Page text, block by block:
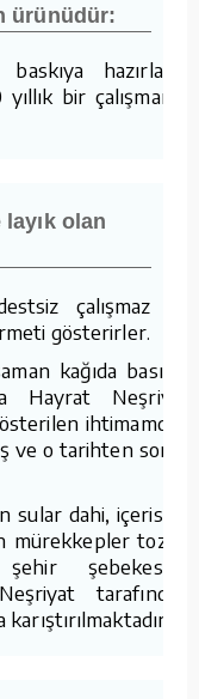
ürünüdür:
hazırlama
bir çalışmanın
layık olan
çalışmaz ve
gösterirler.
kağıda basılan
Hayrat Neşriyat
ihtimamdan
ve o tarihten sonra
sular dahi, içerisine
mürekkepler tozlar
şebekesine
tarafından